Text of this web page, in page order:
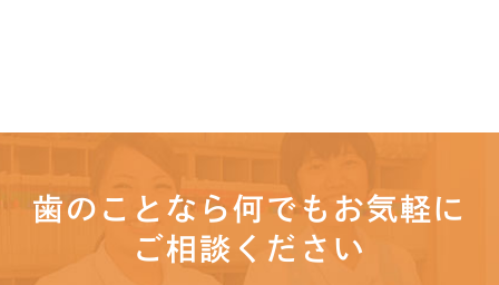
歯のことなら何でもお気軽に
ご相談ください